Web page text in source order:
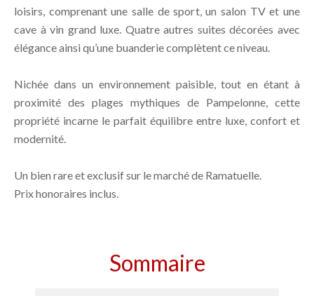
loisirs, comprenant une salle de sport, un salon TV et une
cave à vin grand luxe. Quatre autres suites décorées avec
élégance ainsi qu’une buanderie complètent ce niveau.
Nichée dans un environnement paisible, tout en étant à
proximité des plages mythiques de Pampelonne, cette
propriété incarne le parfait équilibre entre luxe, confort et
modernité.
Un bien rare et exclusif sur le marché de Ramatuelle.
Prix honoraires inclus.
Sommaire